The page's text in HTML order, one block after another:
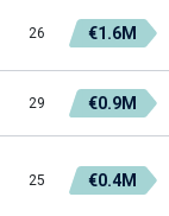
26 €1.6M
29 €0.9M
25 €0.4M